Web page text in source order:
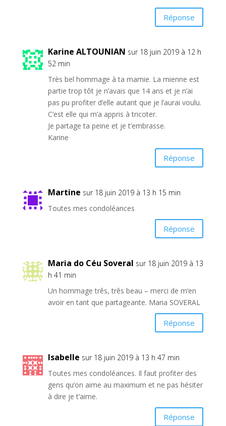
Réponse
Karine ALTOUNIAN sur 18 juin 2019 à 12 h
52 min
Très bel hommage à ta mamie. La mienne est
partie trop tôt je n’avais que 14 ans et je n’ai
pas pu profiter d’elle autant que je l’aurai voulu.
C’est elle qui m’a appris à tricoter.
Je partage ta peine et je t’embrasse.
Karine
Réponse
Martine sur 18 juin 2019 à 13 h 15 min
Toutes mes condoléances
Réponse
Maria do Céu Soveral sur 18 juin 2019 à 13
h 41 min
Un hommage três, três beau – merci de m’en
avoir en tant que partageante. Maria SOVERAL
Réponse
Isabelle sur 18 juin 2019 à 13 h 47 min
Toutes mes condoléances. Il faut profiter des
gens qu’on aime au maximum et ne pas hésiter
à dire je t’aime.
Réponse